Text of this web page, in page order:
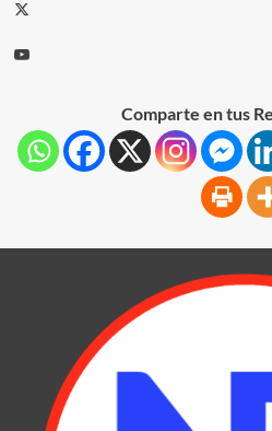
Comparte en tus